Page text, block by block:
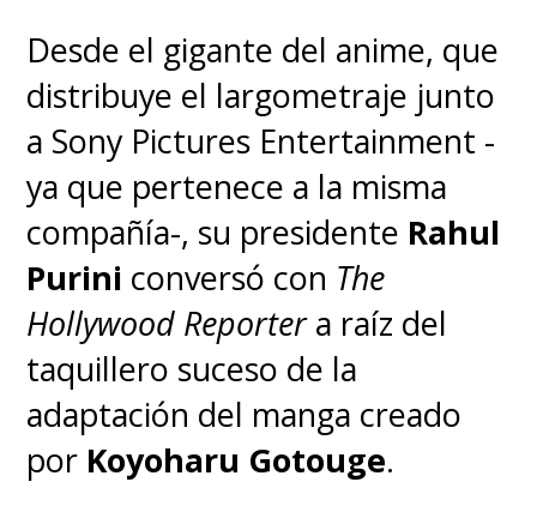
Desde el gigante del anime, que
distribuye el largometraje junto
a Sony Pictures Entertainment -
ya que pertenece a la misma
compañía-, su presidente Rahul
Purini conversó con The
Hollywood Reportera raíz del
taquillero suceso de la
adaptación del manga creado
por Koyoharu Gotouge.